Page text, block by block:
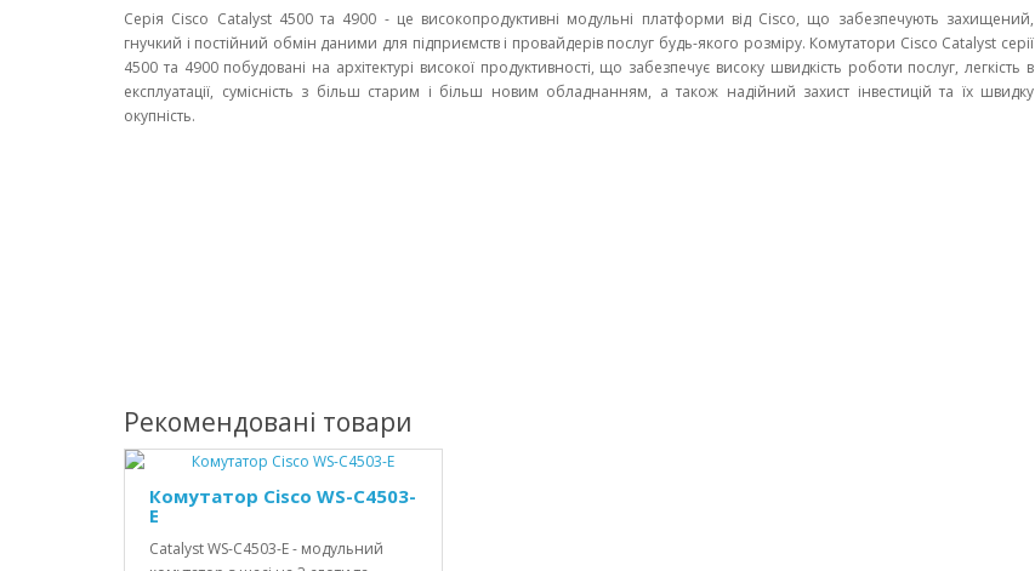
Серія Cisco Catalyst 4500 та 4900 - це високопродуктивні модульні платформи від Cisco, що забезпечують захищений,
гнучкий і постійний обмін даними для підприємств і провайдерів послуг будь-якого розміру. Комутатори Cisco Catalyst серії
4500 та 4900 побудовані на архітектурі високої продуктивності, що забезпечує високу швидкість роботи послуг, легкість в
експлуатації, сумісність з більш старим і більш новим обладнанням, а також надійний захист інвестицій та їх швидку
окупність.
Рекомендовані товари
Комутатор Cisco WS-C4503-
E
Catalyst WS-C4503-E - модульний